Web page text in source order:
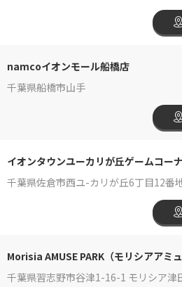
namcoイオンモール船橋店
千葉県船橋市山手
イオンタウンユーカリが丘ゲームコー
千葉県佐倉市西ユ-カリが丘6丁目12番
Morisia AMUSE PARK（モリシアアミュ
千葉県習志野市谷津1-16-1 モリシア津